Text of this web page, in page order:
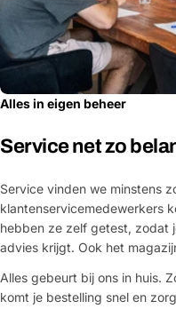
Alles in eigen beheer
Service net zo
Service vinden we minstens
klantenservicemedewerkers
hebben ze zelf getest, zodat
advies krijgt. Ook het
Alles gebeurt bij ons in huis.
komt je bestelling snel en